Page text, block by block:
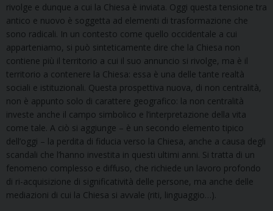
rivolge e dunque a cui la Chiesa è inviata. Oggi questa tensione tra
antico e nuovo è soggetta ad elementi di trasformazione che
sono radicali. In un contesto come quello occidentale a cui
apparteniamo, si può sinteticamente dire che la Chiesa non
contiene più il territorio a cui il suo annuncio si rivolge, ma è il
territorio a contenere la Chiesa: essa è una delle tante realtà
sociali e istituzionali. Questa prospettiva nuova, di non centralità,
non è appunto solo di carattere geografico: la non centralità
investe anche il campo simbolico e l’interpretazione della vita
come tale. A ciò si aggiunge – è un secondo elemento tipico
dell’oggi – la perdita di fiducia verso la Chiesa, anche a causa degli
scandali che l’hanno investita in questi ultimi anni. Si tratta di un
fenomeno complesso e diffuso, che richiede un lavoro profondo
di ri-acquisizione di significatività delle persone, ma anche delle
mediazioni di cui la Chiesa si avvale (riti, linguaggio…).